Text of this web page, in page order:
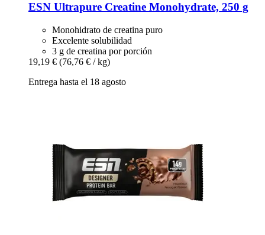
ESN Ultrapure Creatine Monohydrate, 250 g
Monohidrato de creatina puro
Excelente solubilidad
3 g de creatina por porción
19,19 € (76,76 € / kg)
Entrega hasta el 18 agosto